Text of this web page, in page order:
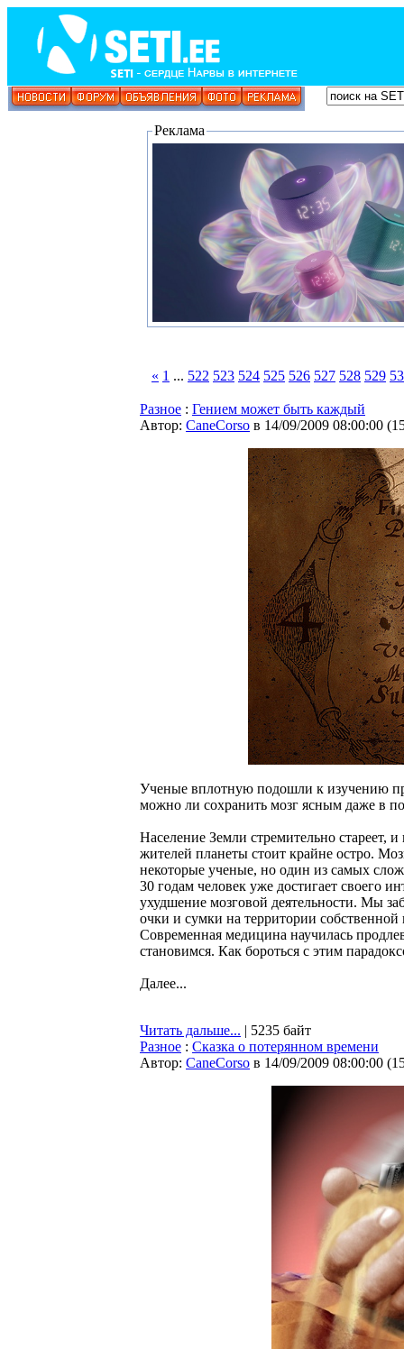
Реклама
« 1 ... 522 523 524 525 526 527 528 529
Разное : Гением может быть каждый
Автор: CaneCorso в 14/09/2009 08:00:00 (
Ученые вплотную подошли к изучению
можно ли сохранить мозг ясным даже в
Население Земли стремительно стареет,
жителей планеты стоит крайне остро.
некоторые ученые, но один из самых
30 годам человек уже достигает своего
ухудшение мозговой деятельности. Мы
очки и сумки на территории
Современная медицина научилась
становимся. Как бороться с этим
Далее...
Читать дальше... | 5235 байт
Разное : Сказка о потерянном времени
Автор: CaneCorso в 14/09/2009 08:00:00 (